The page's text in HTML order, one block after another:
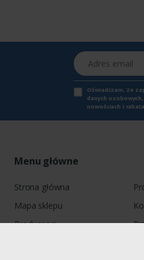
Adres email
Oświadczam, że
danych
nowościach i
Menu główne
Strona główna
Mapa sklepu
Producenci